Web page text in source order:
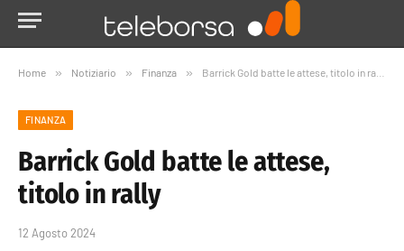
Home » Notiziario » Finanza » Barrick Gold batte le attese, titolo in rally
FINANZA
Barrick Gold batte le attese,
titolo in rally
12 Agosto 2024